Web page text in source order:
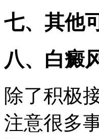
七、其他
八、白癜
除了积极
注意很多